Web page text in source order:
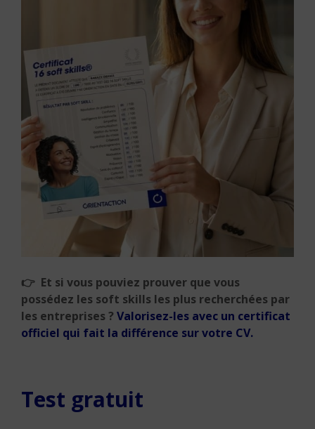
👉 Et si vous pouviez prouver que vous
possédez les soft skills les plus recherchées par
les entreprises ? Valorisez-les avec un certificat
officiel qui fait la différence sur votre CV.
Test gratuit